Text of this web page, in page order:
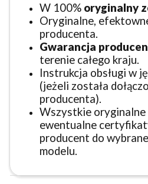
W 100% oryginalny
Oryginalne,
producenta.
Gwarancja
terenie całego kraju.
Instrukcja obsługi w
(jeżeli została
producenta).
Wszystkie oryginalne
ewentualne
producent do
modelu.